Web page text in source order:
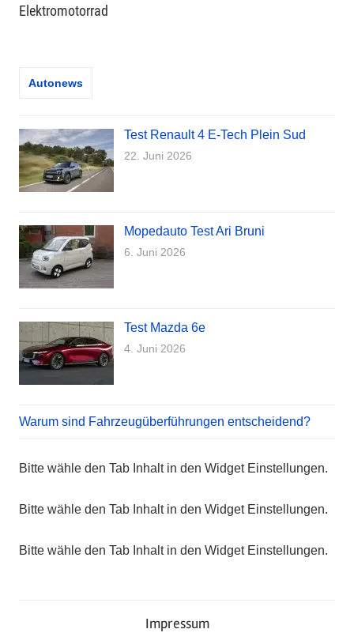
Elektromotorrad
Autonews
Test Renault 4 E-Tech Plein Sud
22. Juni 2026
Mopedauto Test Ari Bruni
6. Juni 2026
Test Mazda 6e
4. Juni 2026
Warum sind Fahrzeugüberführungen entscheidend?
Bitte wähle den Tab Inhalt in den Widget Einstellungen.
Bitte wähle den Tab Inhalt in den Widget Einstellungen.
Bitte wähle den Tab Inhalt in den Widget Einstellungen.
Impressum